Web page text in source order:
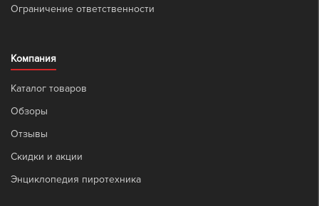
Ограничение ответственности
Компания
Каталог товаров
Обзоры
Отзывы
Скидки и акции
Энциклопедия пиротехника